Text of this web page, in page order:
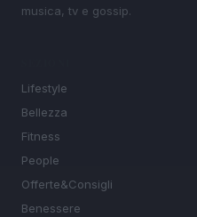
musica, tv e gossip.
Lifestyle
Bellezza
Fitness
People
Offerte&Consigli
Benessere